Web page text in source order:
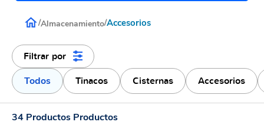
/Almacenamiento/Accesorios
Todos Tinacos Cisternas Accesorios
Filtrar por
34 Productos Productos